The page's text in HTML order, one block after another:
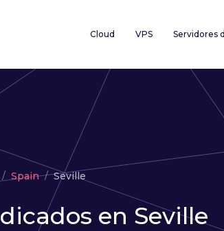
Cloud VPS Servidores
Spain Seville
en Seville